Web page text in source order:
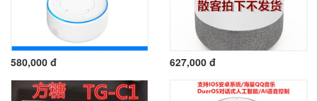
580,000 đ 627,000 đ